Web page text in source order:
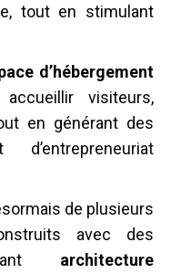
tout en stimulant
d’hébergement
visiteurs,
en générant des
de plusieurs
avec des
architecture